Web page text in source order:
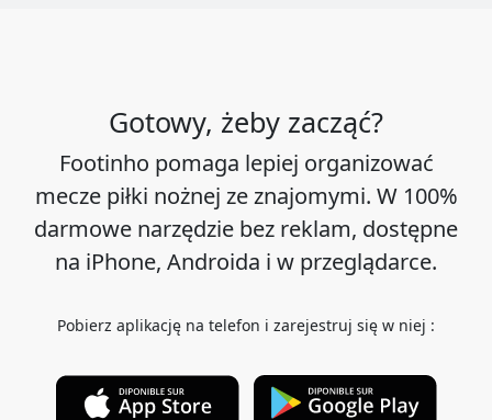
Gotowy, żeby zacząć?
Footinho pomaga lepiej organizować
mecze piłki nożnej ze znajomymi. W 100%
darmowe narzędzie bez reklam, dostępne
na iPhone, Androida i w przeglądarce.
Pobierz aplikację na telefon i zarejestruj się w niej :